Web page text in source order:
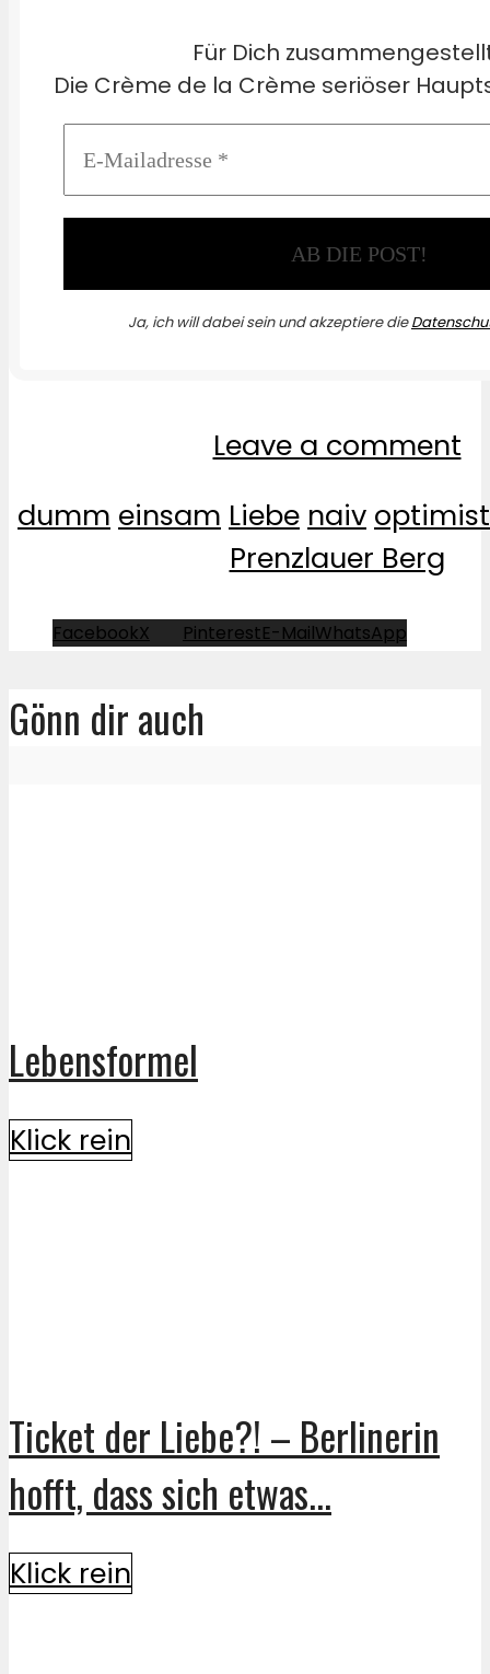
Für Dich
Die Crème de la Crème seriöser
Ja, ich will dabei sein und akzeptiere die
Leave a comment
dumm einsam Liebe naiv
Prenzlauer Berg
FacebookX PinterestE-MailWhatsApp
Gönn dir auch
Lebensformel
Klick rein
Ticket der Liebe?! – Berlinerin
hofft, dass sich etwas...
Klick rein